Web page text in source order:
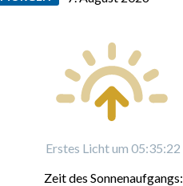
Erstes Licht um 05:35:22
Zeit des Sonnenaufgangs: